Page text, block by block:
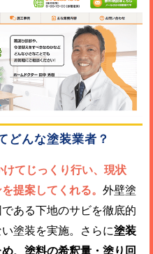
どんな塗装業者？
てじっくり行い、現状
提案してくれる。 外壁塗
ある下地のサビを徹底的
塗装を実施。さらに塗装
、塗料の希釈量・塗り回